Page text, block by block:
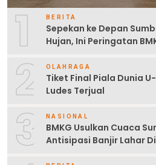
1 BERITA
Sepekan ke Depan
Hujan, Ini Peringatan
2 OLAHRAGA
Tiket Final Piala Dunia
Ludes Terjual
3 NASIONAL
BMKG Usulkan Cuaca
Antisipasi Banjir Lahar